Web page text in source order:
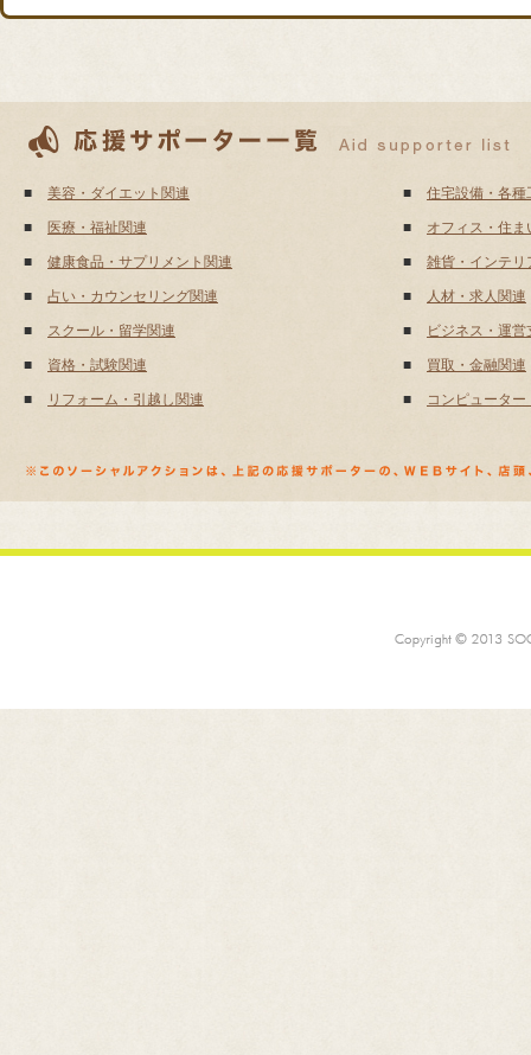
美容・ダイエット関連
■
医療・福祉関連
■
健康食品・サプリメント関連
■
占い・カウンセリング関連
■
スクール・留学関連
■
資格・試験関連
■
リフォーム・引越し関連
■
住宅設備・各種
■
オフィス・住ま
■
雑貨・インテリ
■
人材・求人関連
■
ビジネス・運営
■
買取・金融関連
■
コンピュータ
■